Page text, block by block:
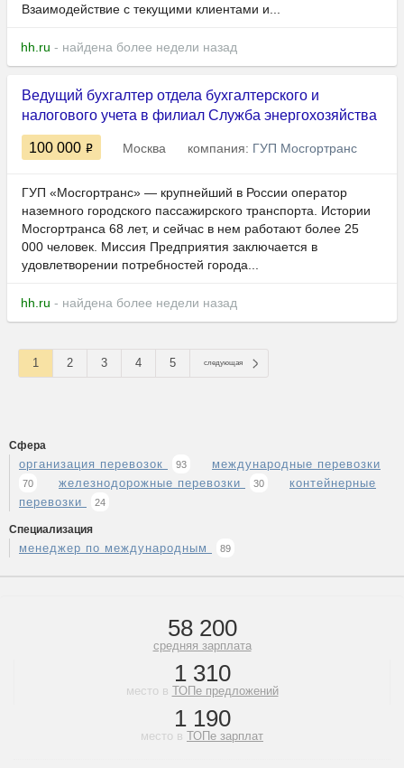
Взаимодействие с текущими клиентами и...
hh.ru - найдена более недели назад
Ведущий бухгалтер отдела бухгалтерского и
налогового учета в филиал Служба энергохозяйства
100 000 Москва компания: ГУП Мосгортранс
ГУП «Мосгортранс» — крупнейший в России оператор
наземного городского пассажирского транспорта. Истории
Мосгортранса 68 лет, и сейчас в нем работают более 25
000 человек. Миссия Предприятия заключается в
удовлетворении потребностей города...
hh.ru - найдена более недели назад
1 2 3 4 5 следующая
Сфера
организация перевозок 93 международные перевозки
70 железнодорожные перевозки 30
контейнерные
перевозки
24
Специализация
менеджер по международным 89
58 200
средняя зарплата
1 310
место в ТОПе предложений
1 190
место в ТОПе зарплат